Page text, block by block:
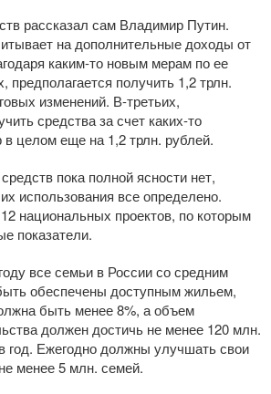
рассказал сам Владимир Путин.
на дополнительные доходы от
каким-то новым мерам по ее
, предполагается получить 1,2 трлн.
изменений. В-третьих,
средства за счет каких-то
целом еще на 1,2 трлн. рублей.
пока полной ясности нет,
использования все определено.
национальных проектов, по которым
показатели.
все семьи в России со средним
обеспечены доступным жильем,
быть менее 8%, а объем
должен достичь не менее 120 млн.
год. Ежегодно должны улучшать свои
менее 5 млн. семей.